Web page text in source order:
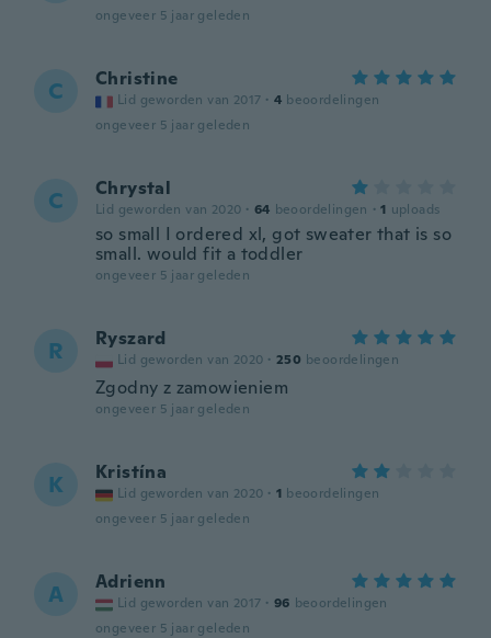
ongeveer 5 jaar geleden
C Christine
Lid geworden van 2017 · 4 beoordelingen
ongeveer 5 jaar geleden
C Chrystal
Lid geworden van 2020 · 64 beoordelingen · 1 uploads
so small I ordered xl, got sweater that is so
small. would fit a toddler
ongeveer 5 jaar geleden
R Ryszard
Lid geworden van 2020 · 250 beoordelingen
Zgodny z zamowieniem
ongeveer 5 jaar geleden
K Kristína
Lid geworden van 2020 · 1 beoordelingen
ongeveer 5 jaar geleden
A Adrienn
Lid geworden van 2017 · 96 beoordelingen
ongeveer 5 jaar geleden